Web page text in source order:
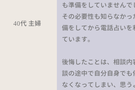
40代 主婦
も準備をしていませんで
その必要性も知らなか
備をしてから電話占い
ています。
後悔したことは、相談
談の途中で自分自身で
なくなってしまい、思